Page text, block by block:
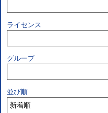
ライセンス
グループ
並び順